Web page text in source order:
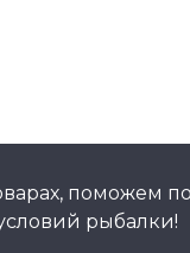
поможем
рыбалки!